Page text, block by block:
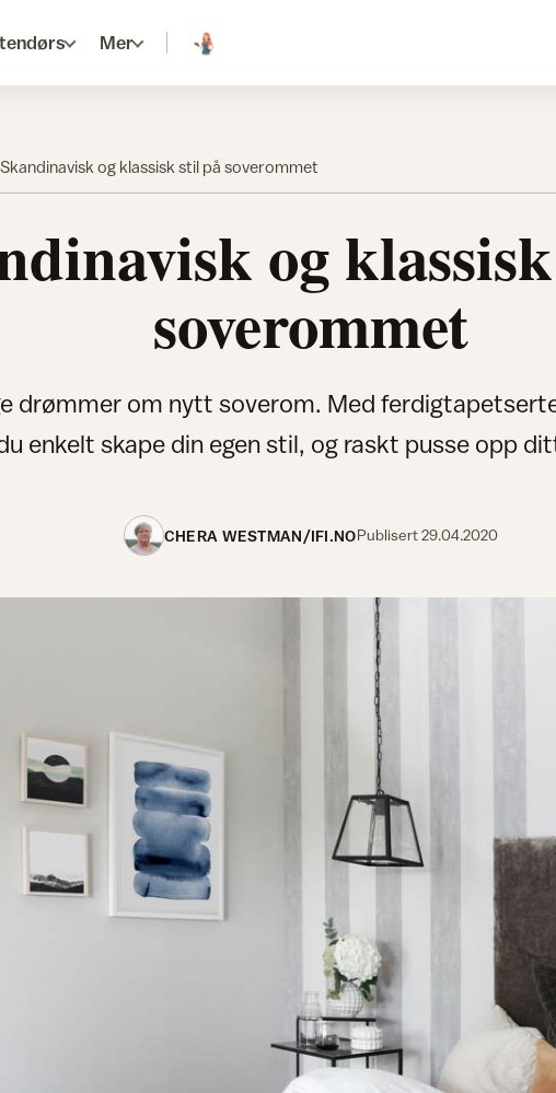
Mer
Skandinavisk og klassisk stil på soverommet
og
soverommet
drømmer om nytt soverom. Med
enkelt skape din egen stil, og raskt pusse opp
CHERA WESTMAN/IFI.NOPublisert29.04.2020